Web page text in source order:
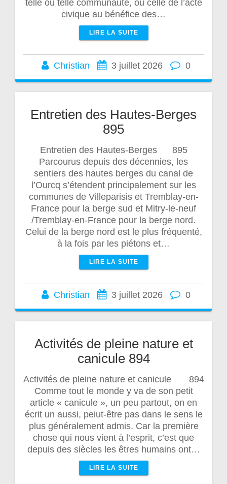
telle ou telle communauté, ou celle de l’acte
civique au bénéfice des…
LIRE LA SUITE
Christian 3 juillet 2026 0
Entretien des Hautes-Berges
895
Entretien des Hautes-Berges 895
Parcourus depuis des décennies, les
sentiers des hautes berges du canal de
l’Ourcq s’étendent principalement sur les
communes de Villeparisis et Tremblay-en-
France pour la berge sud et Mitry-le-neuf
/Tremblay-en-France pour la berge nord.
Celui de la berge nord est le plus fréquenté,
à la fois par les piétons et…
LIRE LA SUITE
Christian 3 juillet 2026 0
Activités de pleine nature et
canicule 894
Activités de pleine nature et canicule 894
Comme tout le monde y va de son petit
article « canicule », un peu partout, on en
écrit un aussi, peiut-être pas dans le sens le
plus généralement admis. Car la première
chose qui nous vient à l’esprit, c’est que
depuis des siècles les êtres humains ont…
LIRE LA SUITE